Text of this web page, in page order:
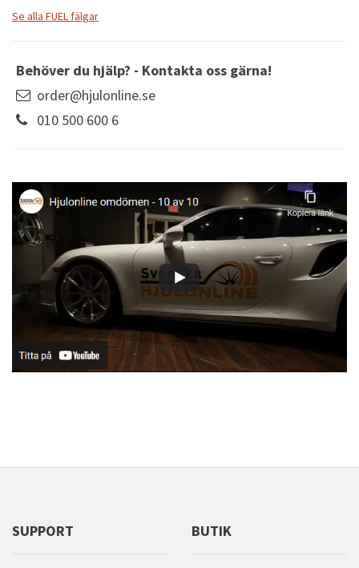
Se alla FUEL fälgar
Behöver du hjälp? - Kontakta oss gärna!
order@hjulonline.se
010 500 600 6
SUPPORT BUTIK